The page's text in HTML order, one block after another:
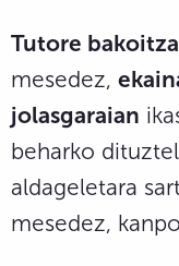
Tutore
mesedez,
jolasgaraian
beharko
aldageletara
mesedez,